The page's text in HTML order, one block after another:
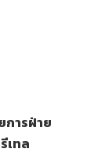
การฝ่าย
เทล